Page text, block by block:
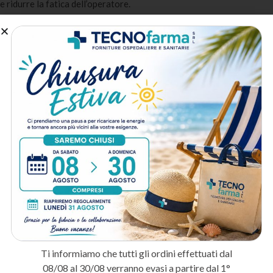
e ridurre la fatica dell’operatore.
Monouso: Elimina i rischi di infezione crociata e i costi di
sterilizzazione degli strumenti.
: Dispositivo medico di classe IIa certificato CE
conforme al Regolamento MDR 2017/745.
A chi è destinato:
Chirurghi e personale di sala operatoria: Per interventi in sala
operatoria e procedure invasive.
Medici ambulatoriali: Per piccoli interventi chirurgici, biopsie e
asportazioni ambulatoriali.
Medici estetici: Per procedure di medicina estetica e
microchirurgia ambulatoriale.
Metodo di spedizione
Prodotti correlati
Ti informiamo che tutti gli ordini effettuati dal
08/08 al 30/08 verranno evasi a partire dal 1°